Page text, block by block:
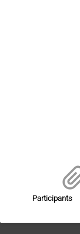
Participants